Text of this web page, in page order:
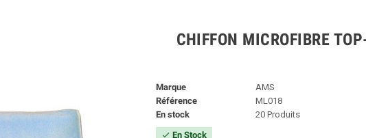
CHIFFON MICROFIBRE
Marque
AMS
Référence
ML018
En stock
20 Produits
check En Stock